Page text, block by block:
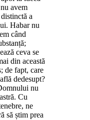
avem
a
Habar nu
când
ceva se
din această
de fapt, care
dedesupt?
nu
Cu
ne
să știm prea